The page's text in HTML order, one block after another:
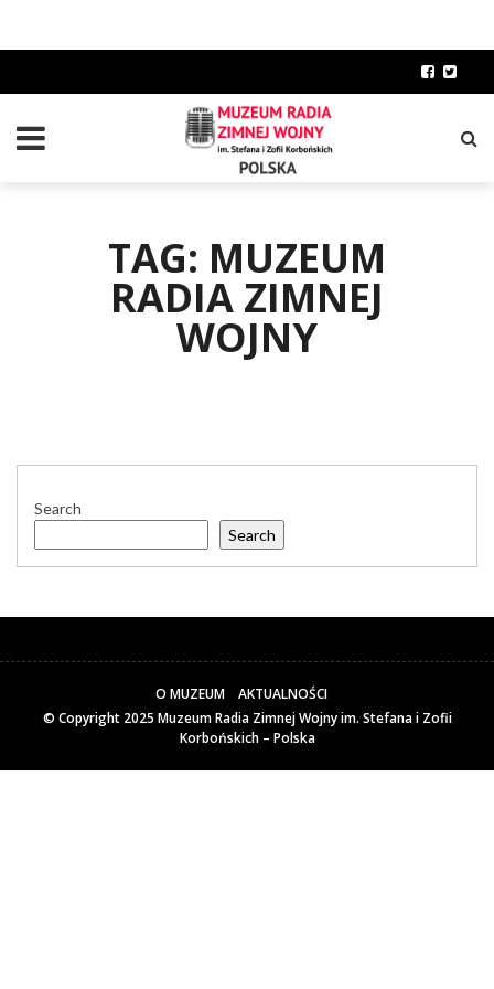
TAG: MUZEUM
RADIA ZIMNEJ
WOJNY
Search
Search
O MUZEUM
AKTUALNOŚCI
© Copyright 2025 Muzeum Radia Zimnej Wojny im. Stefana i Zofii
Korbońskich – Polska